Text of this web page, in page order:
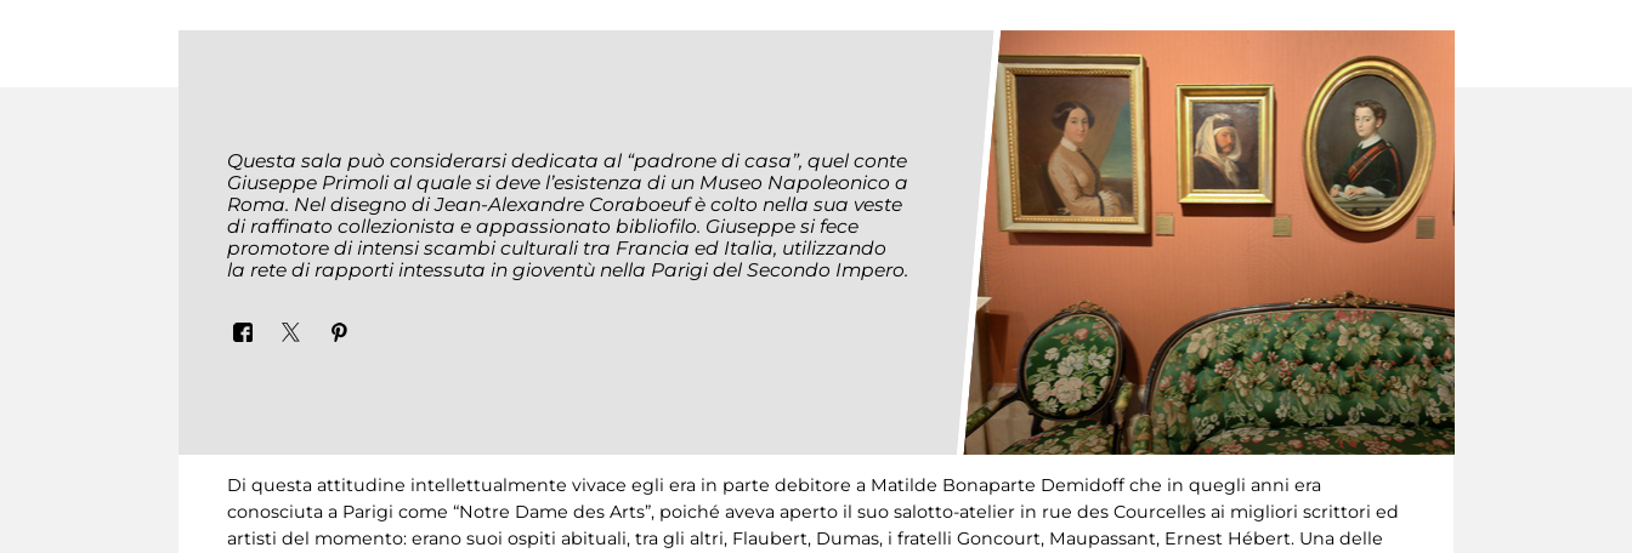
Questa sala può considerarsi dedicata al “padrone di casa”, quel conte
Giuseppe Primoli al quale si deve l’esistenza di un Museo Napoleonico a
Roma. Nel disegno di Jean-Alexandre Coraboeuf è colto nella sua veste
di raffinato collezionista e appassionato bibliofilo. Giuseppe si fece
promotore di intensi scambi culturali tra Francia ed Italia, utilizzando
la rete di rapporti intessuta in gioventù nella Parigi del Secondo Impero.
Di questa attitudine intellettualmente vivace egli era in parte debitore a Matilde Bonaparte Demidoff che in quegli anni era
conosciuta a Parigi come “Notre Dame des Arts”, poiché aveva aperto il suo salotto-atelier in rue des Courcelles ai migliori scrittori ed
artisti del momento: erano suoi ospiti abituali, tra gli altri, Flaubert, Dumas, i fratelli Goncourt, Maupassant, Ernest Hébert. Una delle